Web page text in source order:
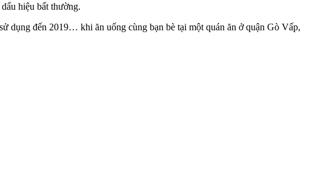
hiệu bất thường.
dụng đến 2019… khi ăn uống cùng bạn bè tại một quán ăn ở quận Gò Vấp,